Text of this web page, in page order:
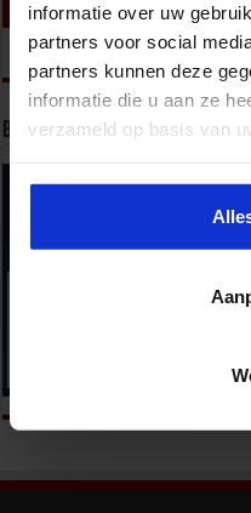
informatie over uw
partners voor social
partners kunnen deze
informatie die u aan ze
verzameld op basis van
Bekijk onze opleidingen